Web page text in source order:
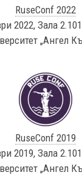
RuseConf 2022
2022, Зала
„Ангел
RuseConf 2019
2019, Зала
„Ангел